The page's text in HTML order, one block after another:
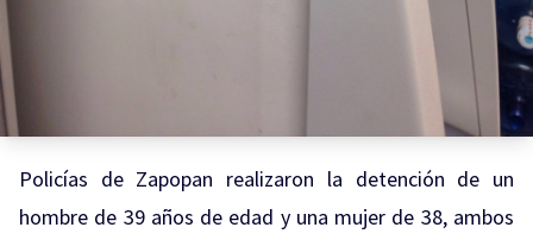
Policías de Zapopan realizaron la detención de un
hombre de 39 años de edad y una mujer de 38, ambos